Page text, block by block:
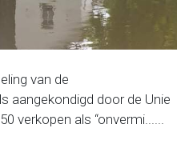
van de
aangekondigd door de Unie
verkopen als “onvermi......